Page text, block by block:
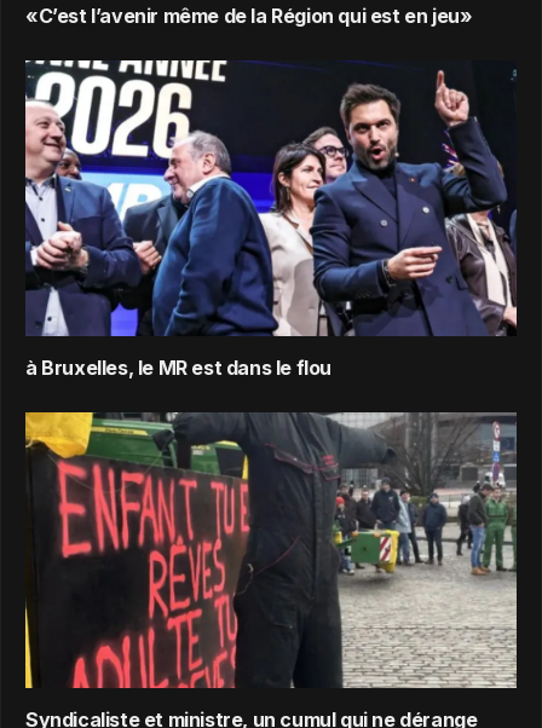
«C’est l’avenir même de la Région qui est en jeu»
à Bruxelles, le MR est dans le flou
Syndicaliste et ministre, un cumul qui ne dérange